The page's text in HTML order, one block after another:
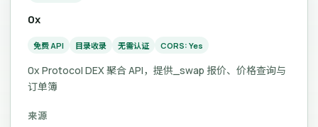
0x
免费 API 目录收录 无需认证 CORS: Yes
0x Protocol DEX 聚合 API，提供_swap 报价、价格查询与
订单簿
来源